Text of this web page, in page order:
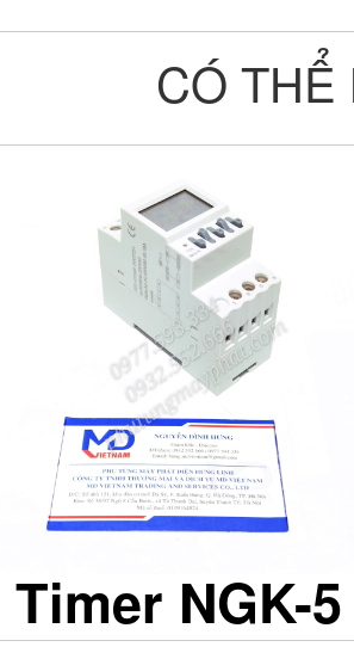
CÓ THỂ
Timer NGK-5